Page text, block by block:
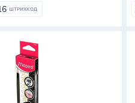
ШТРИХКОД